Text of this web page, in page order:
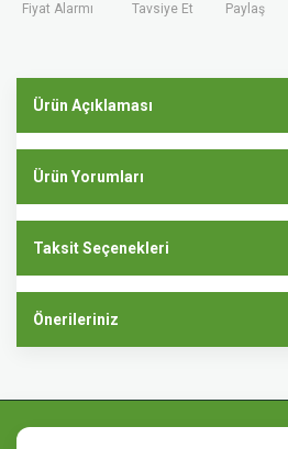
Fiyat Alarmı Tavsiye Et Paylaş
Ürün Açıklaması
Ürün Yorumları
Taksit Seçenekleri
Önerileriniz